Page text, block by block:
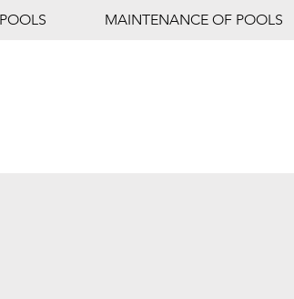
MAINTENANCE OF POOLS